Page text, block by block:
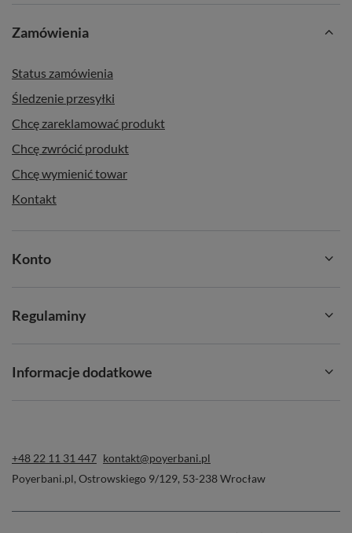
Zamówienia
Status zamówienia
Śledzenie przesyłki
Chcę zareklamować produkt
Chcę zwrócić produkt
Chcę wymienić towar
Kontakt
Konto
Regulaminy
Informacje dodatkowe
+48 22 11 31 447 kontakt@poyerbani.pl
Poyerbani.pl, Ostrowskiego 9/129, 53-238Wrocław